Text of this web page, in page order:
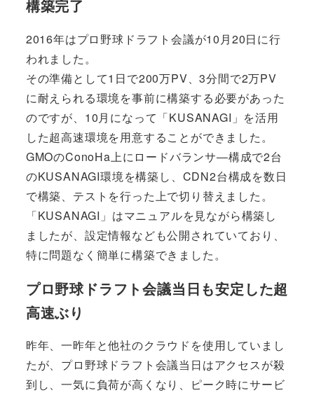
構築完了
2016年はプロ野球ドラフト会議が10月20日に行
われました。
その準備として1日で200万PV、3分間で2万PV
に耐えられる環境を事前に構築する必要があった
のですが、10月になって「KUSANAGI」を活用
した超高速環境を用意することができました。
GMOのConoHa上にロードバランサ―構成で2台
のKUSANAGI環境を構築し、CDN2台構成を数日
で構築、テストを行った上で切り替えました。
「KUSANAGI」はマニュアルを見ながら構築し
ましたが、設定情報なども公開されていており、
特に問題なく簡単に構築できました。
プロ野球ドラフト会議当日も安定した超
高速ぶり
昨年、一昨年と他社のクラウドを使用していまし
たが、プロ野球ドラフト会議当日はアクセスが殺
到し、一気に負荷が高くなり、ピーク時にサービ